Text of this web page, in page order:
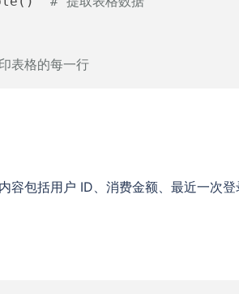
表格的每一行
包括用户 ID、消费金额、最近一次登